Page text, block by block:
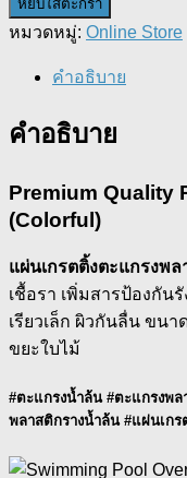
หยิบใส่ตะกร้า
หมวดหมู่: Online Store
คำอธิบาย
คำอธิบาย
Premium Quality
(Colorful)
แผ่นเกรตติ้งตะแกรงพ
เชื้อรา เพิ่มสารป้องกั
เรียวเล็ก ผิวกันลื่น ขน
ขยะใบไม้
#ตะแกรงน้ำล้น #ตะแกรงพล
พลาสติกรางน้ำล้น #แผ่นเก